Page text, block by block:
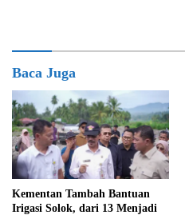
Baca Juga
Kementan Tambah Bantuan
Irigasi Solok, dari 13 Menjadi